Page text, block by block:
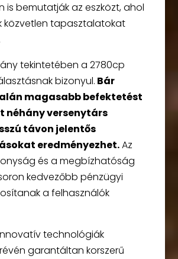
is bemutatják az eszközt, ahol
közvetlen tapasztalatokat
tekintetében a 2780cp
bizonyul. Bár
magasabb befektetést
néhány versenytárs
távon jelentős
eredményezhet.Az
és a megbízhatóság
kedvezőbb pénzügyi
a felhasználók
technológiák
garantáltan korszerű